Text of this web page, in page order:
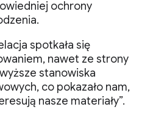
ochrony
spotkała się
nawet ze strony
stanowiska
co pokazało nam,
nasze materiały”.